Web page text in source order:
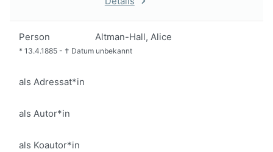
Person Altman-Hall, Alice
* 13.4.1885 - † Datum unbekannt
als Adressat*in
als Autor*in
als Koautor*in